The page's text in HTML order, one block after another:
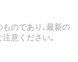
のであり､最新の
意ください｡